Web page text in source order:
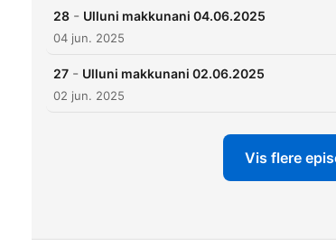
28 - Ulluni makkunani 04.06.2025
04 jun. 2025
27 - Ulluni makkunani 02.06.2025
02 jun. 2025
Vis flere